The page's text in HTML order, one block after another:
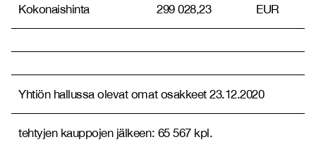
Kokonaishinta 299 028,23 EUR
Yhtiön hallussa olevat omat osakkeet 23.12.2020
tehtyjen kauppojen jälkeen: 65 567 kpl.